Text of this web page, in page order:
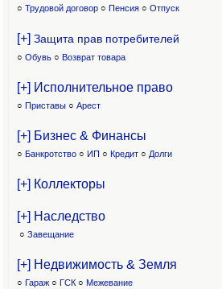
○ Трудовой договор ○ Пенсия ○ Отпуск
[+] Защита прав потребителей
○ Обувь ○ Возврат товара
[+] Исполнительное право
○ Приставы ○ Арест
[+] Бизнес & Финансы
○ Банкротство ○ ИП ○ Кредит ○ Долги
[+] Коллекторы
[+] Наследство
○ Завещание
[+] Недвижимость & Земля
○ Гараж ○ ГСК ○ Межевание